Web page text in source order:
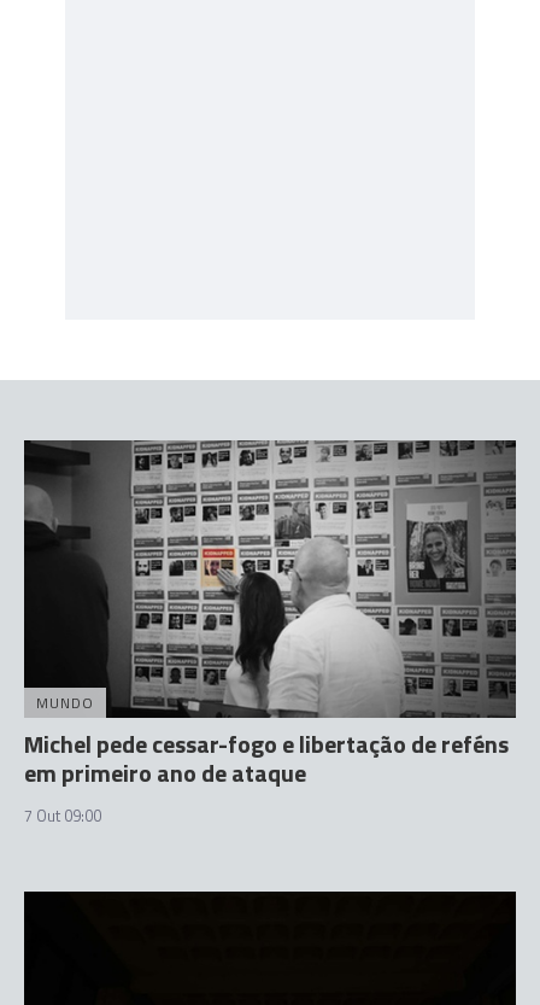
MUNDO
Michel pede cessar-fogo e libertação de reféns
em primeiro ano de ataque
7 Out 09:00